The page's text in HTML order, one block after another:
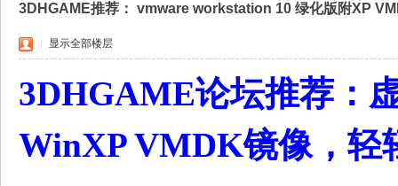
3DHGAME推荐： vmware workstation 10 绿化版附XP
显示全部楼层
3DHGAME论坛推荐：
WinXP VMDK镜像，轻